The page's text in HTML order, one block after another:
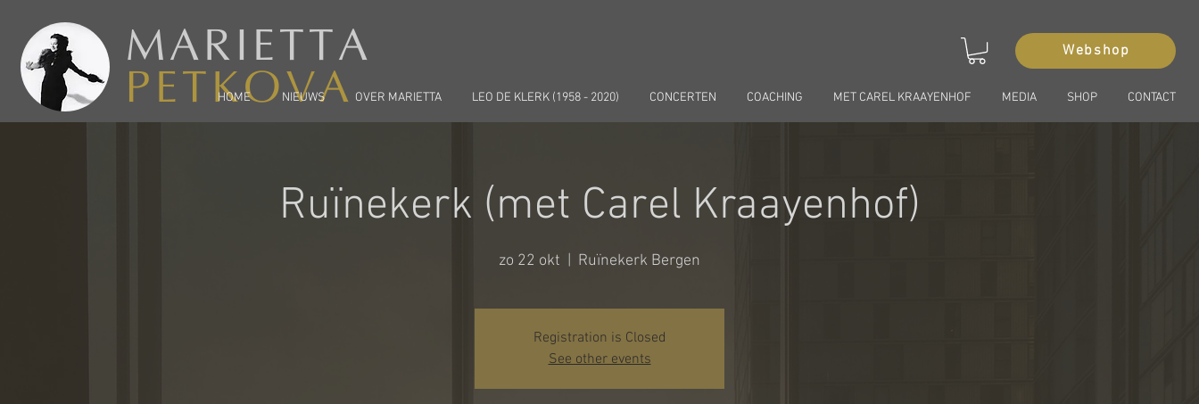
MARIETTA
PETKOVA
Webshop
HOME NIEUWS OVER MARIETTA LEO DE KLERK (1958 - 2020) CONCERTEN COACHING MET CAREL KRAAYENHOF MEDIA SHOP CONTACT
Ruïnekerk (met Carel Kraayenhof)
zo 22 okt
  |
Ruïnekerk Bergen
Registration is Closed
See other events